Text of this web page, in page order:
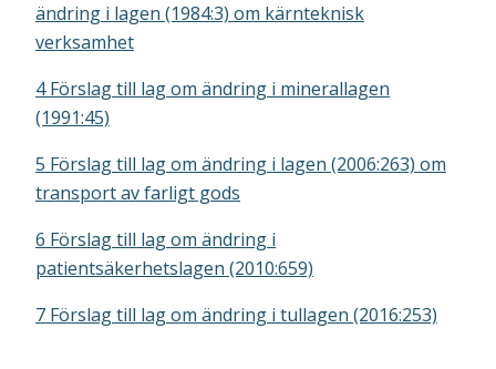
ändring i lagen (1984:3) om kärnteknisk
verksamhet
4 Förslag till lag om ändring i minerallagen
(1991:45)
5 Förslag till lag om ändring i lagen (2006:263) om
transport av farligt gods
6 Förslag till lag om ändring i
patientsäkerhetslagen (2010:659)
7 Förslag till lag om ändring i tullagen (2016:253)